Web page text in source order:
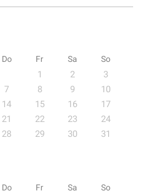
Do Fr Sa So
1 2
3
7 8 9
10
14 15 16
17
21 22 23
24
28 29 30 31
Do Fr Sa So